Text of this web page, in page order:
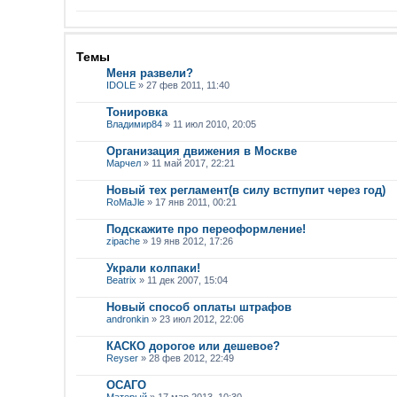
Темы
Меня развели?
IDOLE » 27 фев 2011, 11:40
Тонировка
Владимир84 » 11 июл 2010, 20:05
Организация движения в Москве
Марчел » 11 май 2017, 22:21
Новый тех регламент(в силу встпупит через год)
RoMaJle » 17 янв 2011, 00:21
Подскажите про переоформление!
zipache » 19 янв 2012, 17:26
Украли колпаки!
Beatrix » 11 дек 2007, 15:04
Новый способ оплаты штрафов
andronkin » 23 июл 2012, 22:06
КАСКО дорогое или дешевое?
Reyser » 28 фев 2012, 22:49
ОСАГО